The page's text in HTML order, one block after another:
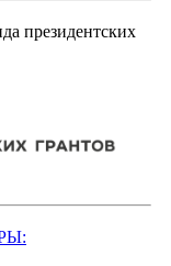
президентских